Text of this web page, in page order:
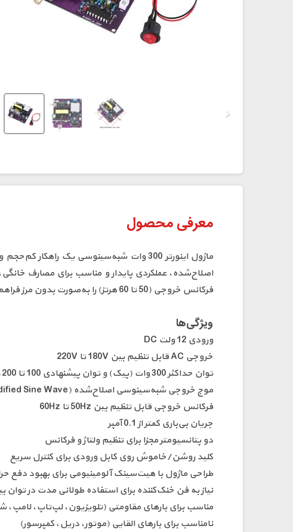
⁠معرفی محصول
اصلاح‌شده، عملکردی پایدار و مناسب برای مصارف
فرکانس خروجی (50 تا 60 هرتز) را به‌صورت بدون مرز فراهم می‌کند. جریان بی‌باری کمتر از 0.1 آمپر و راندمان بالا، آن را به گزینه‌ای اقتصادی و کم‌مصرف تبدیل کرده است.
ویژگی‌ها
ورودی 12 ولت DC
خروجی AC قابل تنظیم بین 180V تا 220V
توان حداکثر 300 وات (پیک) و توان پیشنهادی 100 تا 200 وات مداوم
موج خروجی شبه‌سینوسی اصلاح‌شده (Modified Sine Wave)
فرکانس خروجی قابل تنظیم بین 50Hz تا 60Hz
جریان بی‌باری کمتر از 0.1 آمپر
دو پتانسیومتر مجزا برای تنظیم ولتاژ و فرکانس
کلید روشن/خاموش روی کابل ورودی برای کنترل سریع
طراحی ماژول با هیت‌سینک آلومینیومی برای بهبود دفع
نیاز به فن خنک‌کننده برای استفاده طولانی مدت در توان بیش از
مناسب برای بارهای مقاومتی (تلویزیون، لپ‌تاپ، لامپ،
نامناسب برای بارهای القایی (موتور، دریل، کمپرسور)